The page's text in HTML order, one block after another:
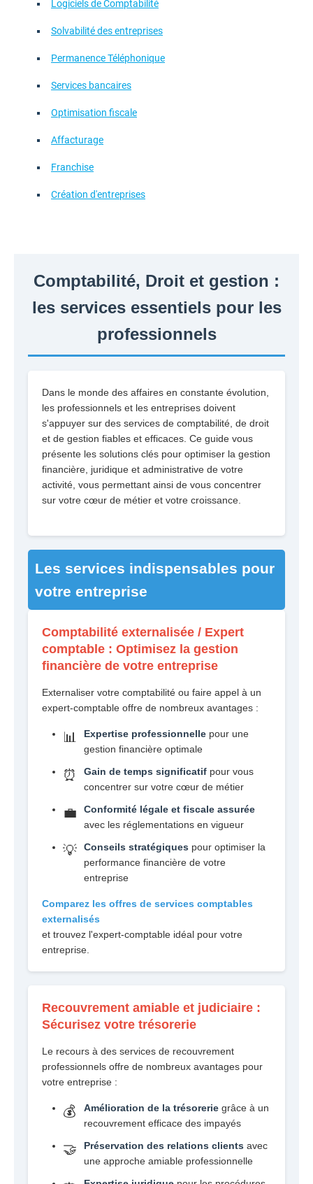
Logiciels de Comptabilité
Solvabilité des entreprises
Permanence Téléphonique
Services bancaires
Optimisation fiscale
Affacturage
Franchise
Création d'entreprises
Comptabilité, Droit et gestion :
les services essentiels pour les
professionnels
Dans le monde des affaires en constante évolution,
les professionnels et les entreprises doivent
s'appuyer sur des services de comptabilité, de droit
et de gestion fiables et efficaces. Ce guide vous
présente les solutions clés pour optimiser la gestion
financière, juridique et administrative de votre
activité, vous permettant ainsi de vous concentrer
sur votre cœur de métier et votre croissance.
Les services indispensables pour
votre entreprise
Comptabilité externalisée / Expert
comptable : Optimisez la gestion
financière de votre entreprise
Externaliser votre comptabilité ou faire appel à un
expert-comptable offre de nombreux avantages :
📊 Expertise professionnelle pour une
gestion financière optimale
⏰ Gain de temps significatif pour vous
concentrer sur votre cœur de métier
💼
Conformité légale et fiscale assurée
avec les réglementations en vigueur
💡 Conseils stratégiques pour optimiser la
performance financière de votre
entreprise
Comparez les offres de services comptables
externalisés
et trouvez l'expert-comptable idéal pour votre
entreprise.
Recouvrement amiable et judiciaire :
Sécurisez votre trésorerie
Le recours à des services de recouvrement
professionnels offre de nombreux avantages pour
votre entreprise :
💰 Amélioration de la trésorerie grâce à un
recouvrement efficace des impayés
🤝 Préservation des relations clients avec
une approche amiable professionnelle